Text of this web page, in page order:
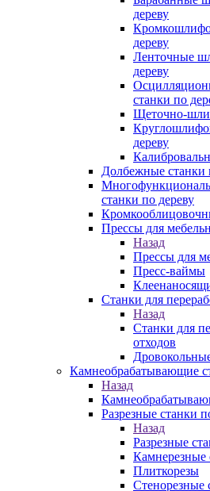
дереву
дереву
Ленточные
дереву
станки по
Щеточно-
дереву
Долбежные станки
станки по дереву
Прессы для
Назад
Прессы для
Пресс-ваймы
Станки для
Назад
Станки для
отходов
Камнеобрабатывающие
Назад
Разрезные станки
Назад
Разрезные
Камнерезные
Плиткорезы
Стенорезные